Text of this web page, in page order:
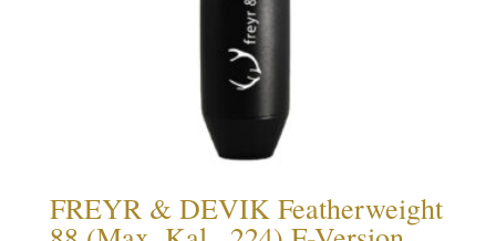
FREYR & DEVIK Featherweight